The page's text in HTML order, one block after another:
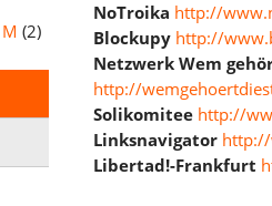
M (2)
NoTroika http://
Blockupy http://
Netzwerk Wem
http://
Solikomitee http://
Linksnavigator
Libertad!-Frankfurt